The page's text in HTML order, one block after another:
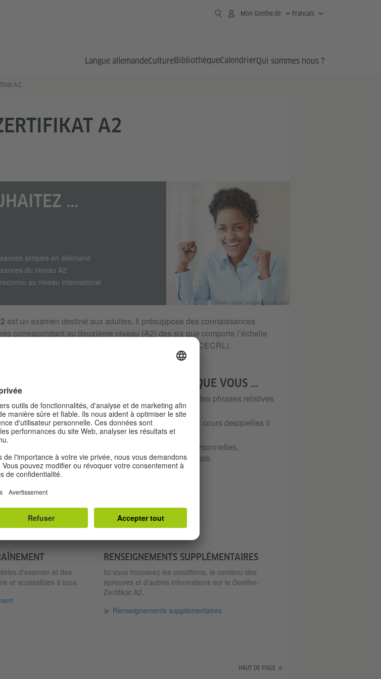
Mon Goethe.de Français
Langue allemandeCultureBibliothèqueCalendrierQui sommes nous ?
A2
A2
Photo : Getty Images/Daniel Laflor
...
simples en allemand
du niveau A2
au niveau international
est un examen destiné aux adultes. Il présuppose des connaissances
correspondant au deuxième niveau (A2) des six que comporte l’échelle
européen commun de référence pour les langues (CECRL).
DU CERTIFICAT, VOUS CERTIFIEZ QUE VOUS ...
et employer des expressions fréquemment utilisées et des phrases relatives
;
dans des situations simples et habituelles au cours desquelles il
informations sur des thèmes familiers et courants ;
des moyens simples votre origine et votre formation personnelles,
et des éléments en rapport avec des besoins immédiats.
Termine und Anmeldung
d'examen et des
et accessibles à tous.
RENSEIGNEMENTS SUPPLÉMENTAIRES
Ici vous trouverez les conditions, le contenu des
épreuves et d’autres informations sur le Goethe-
Zertifikat A2.
Renseignements supplémentaires
HAUT DE PAGE